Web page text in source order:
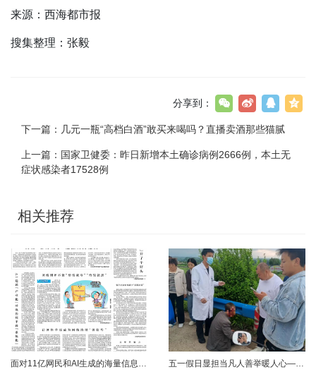
来源：西海都市报
搜集整理：张毅
分享到：
下一篇： 几元一瓶“高档白酒”敢买来喝吗？直播卖酒那些猫腻
上一篇： 国家卫健委：昨日新增本土确诊病例2666例，本土无
症状感染者17528例
相关推荐
面对11亿网民和AI生成的海量信息，如何更有效地打击色情、赌博、侵权、谣言等不良信息，确保网民的安全感和获得感持续“在线”？对这一网络治理之问，网信部门给出了清晰答案：用好网络举报这一关键抓手，推动“被动受理”转向“主动共治”，让群众监督的“微光”汇聚成净化网络生态的“洪流”。网络空间点多、线长、面广，平台规则再严密，监管部门再“给力”，也会有偶尔覆盖不到的角落。然而，在人民群众的敏锐感知面前，不...... 五一假日显担当凡人善举暖人心——渑池两名公职人员路遇车祸紧急施救2026年5月2日，五一假期期间，渑池县林业局职工范文杰、城管局职工关磊途经洛宁县景阳镇孙洞村时，偶遇一起交通事故。现场汽车与电动车相撞，骑行车主倒地受伤、头部流血，情况十分危急。危急时刻，二人毫不犹豫靠边停车，迅速上前查看伤情、安抚伤者，现场设置警戒防范二次事故，同步拨打120、110并联系伤者家属，全程坚守陪护、有序处置。直至家属......